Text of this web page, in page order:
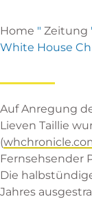
Home " Zeitung
White House
Auf Anregung
Lieven Taillie
(
Fernsehsender
Die
Jahres